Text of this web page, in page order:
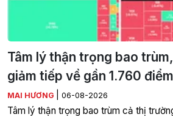
Tâm lý thận trọng bao
giảm tiếp về gần 1.760 điểm
MAI HƯƠNG 06-08-2026
Tâm lý thận trọng bao trùm cả thị